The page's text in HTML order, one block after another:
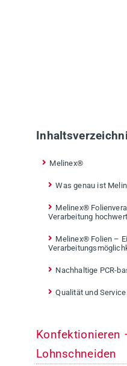
Melinex®
Was genau ist
Melinex®
Verarbeitung
Melinex® Folien –
Nachhaltige PCR-
Qualität und
Konfektionieren
Lohnschneiden